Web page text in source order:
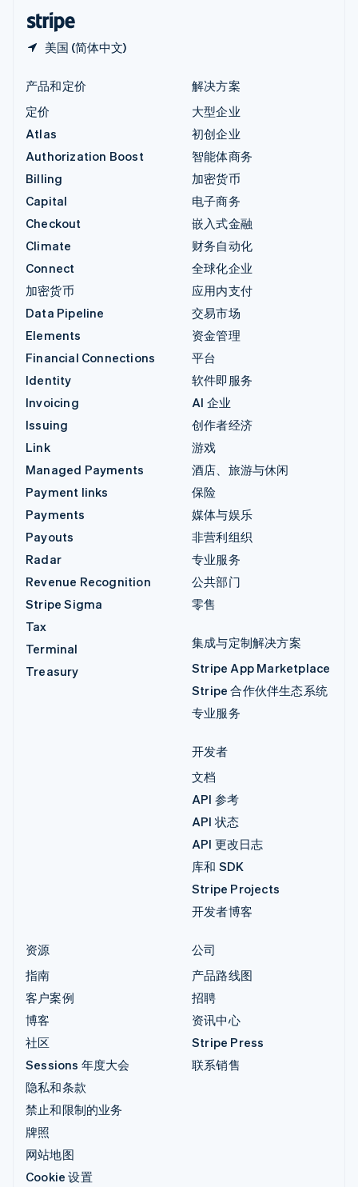
美国 (简体中文)
产品和定价
定价
Atlas
Authorization Boost
Billing
Capital
Checkout
Climate
Connect
加密货币
Data Pipeline
Elements
Financial Connections
Identity
Invoicing
Issuing
Link
Managed Payments
Payment links
Payments
Payouts
Radar
Revenue Recognition
Stripe Sigma
Tax
Terminal
Treasury
解决方案
大型企业
初创企业
智能体商务
加密货币
电子商务
嵌入式金融
财务自动化
全球化企业
应用内支付
交易市场
资金管理
平台
软件即服务
AI 企业
创作者经济
游戏
酒店、旅游与休闲
保险
媒体与娱乐
非营利组织
专业服务
公共部门
零售
集成与定制解决方案
Stripe App Marketplace
Stripe 合作伙伴生态系统
专业服务
开发者
文档
API 参考
API 状态
API 更改日志
库和 SDK
Stripe Projects
开发者博客
资源
指南
客户案例
博客
社区
Sessions 年度大会
隐私和条款
禁止和限制的业务
牌照
网站地图
Cookie 设置
公司
产品路线图
招聘
资讯中心
Stripe Press
联系销售